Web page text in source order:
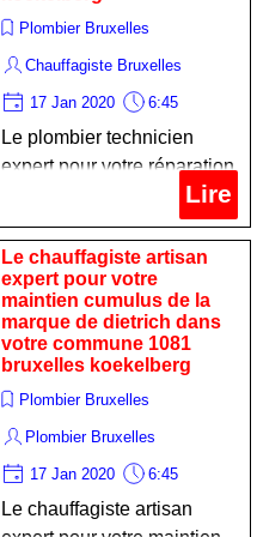
Plombier Bruxelles
Chauffagiste Bruxelles
17 Jan 2020 6:45
Le plombier technicien
expert pour votre réparation
réchaud de la marque baxi
dans votre commune 1081
bruxelles koekelberg
Lire
Le chauffagiste artisan
expert pour votre
maintien cumulus de la
marque de dietrich dans
votre commune 1081
bruxelles koekelberg
Plombier Bruxelles
Plombier Bruxelles
17 Jan 2020 6:45
Le chauffagiste artisan